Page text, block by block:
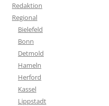
Redaktion
Regional
Bielefeld
Bonn
Detmold
Hameln
Herford
Kassel
Lippstadt